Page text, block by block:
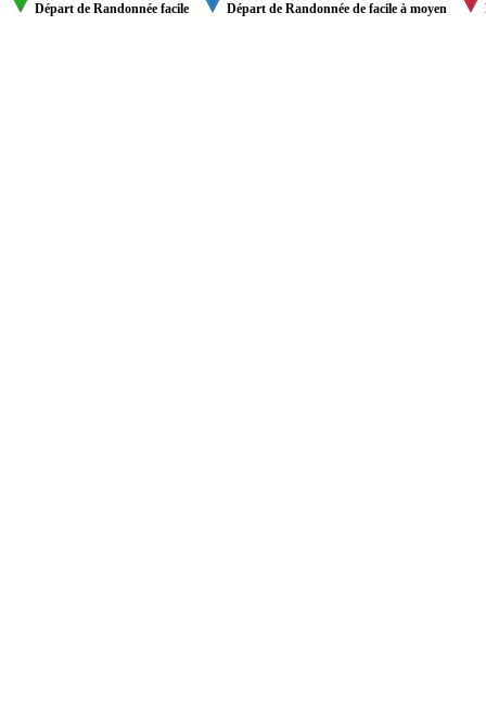
Départ de Randonnée facile Départ de Randonnée de facile à moyen